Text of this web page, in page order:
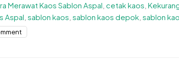
Merawat Kaos Sablon Aspal cetak kaos
Aspal sablon kaos sablon kaos depok sablon
on